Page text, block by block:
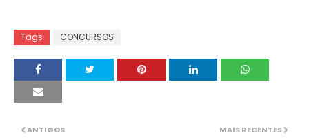
Tags CONCURSOS
MAIS RECENTES
ANTIGOS